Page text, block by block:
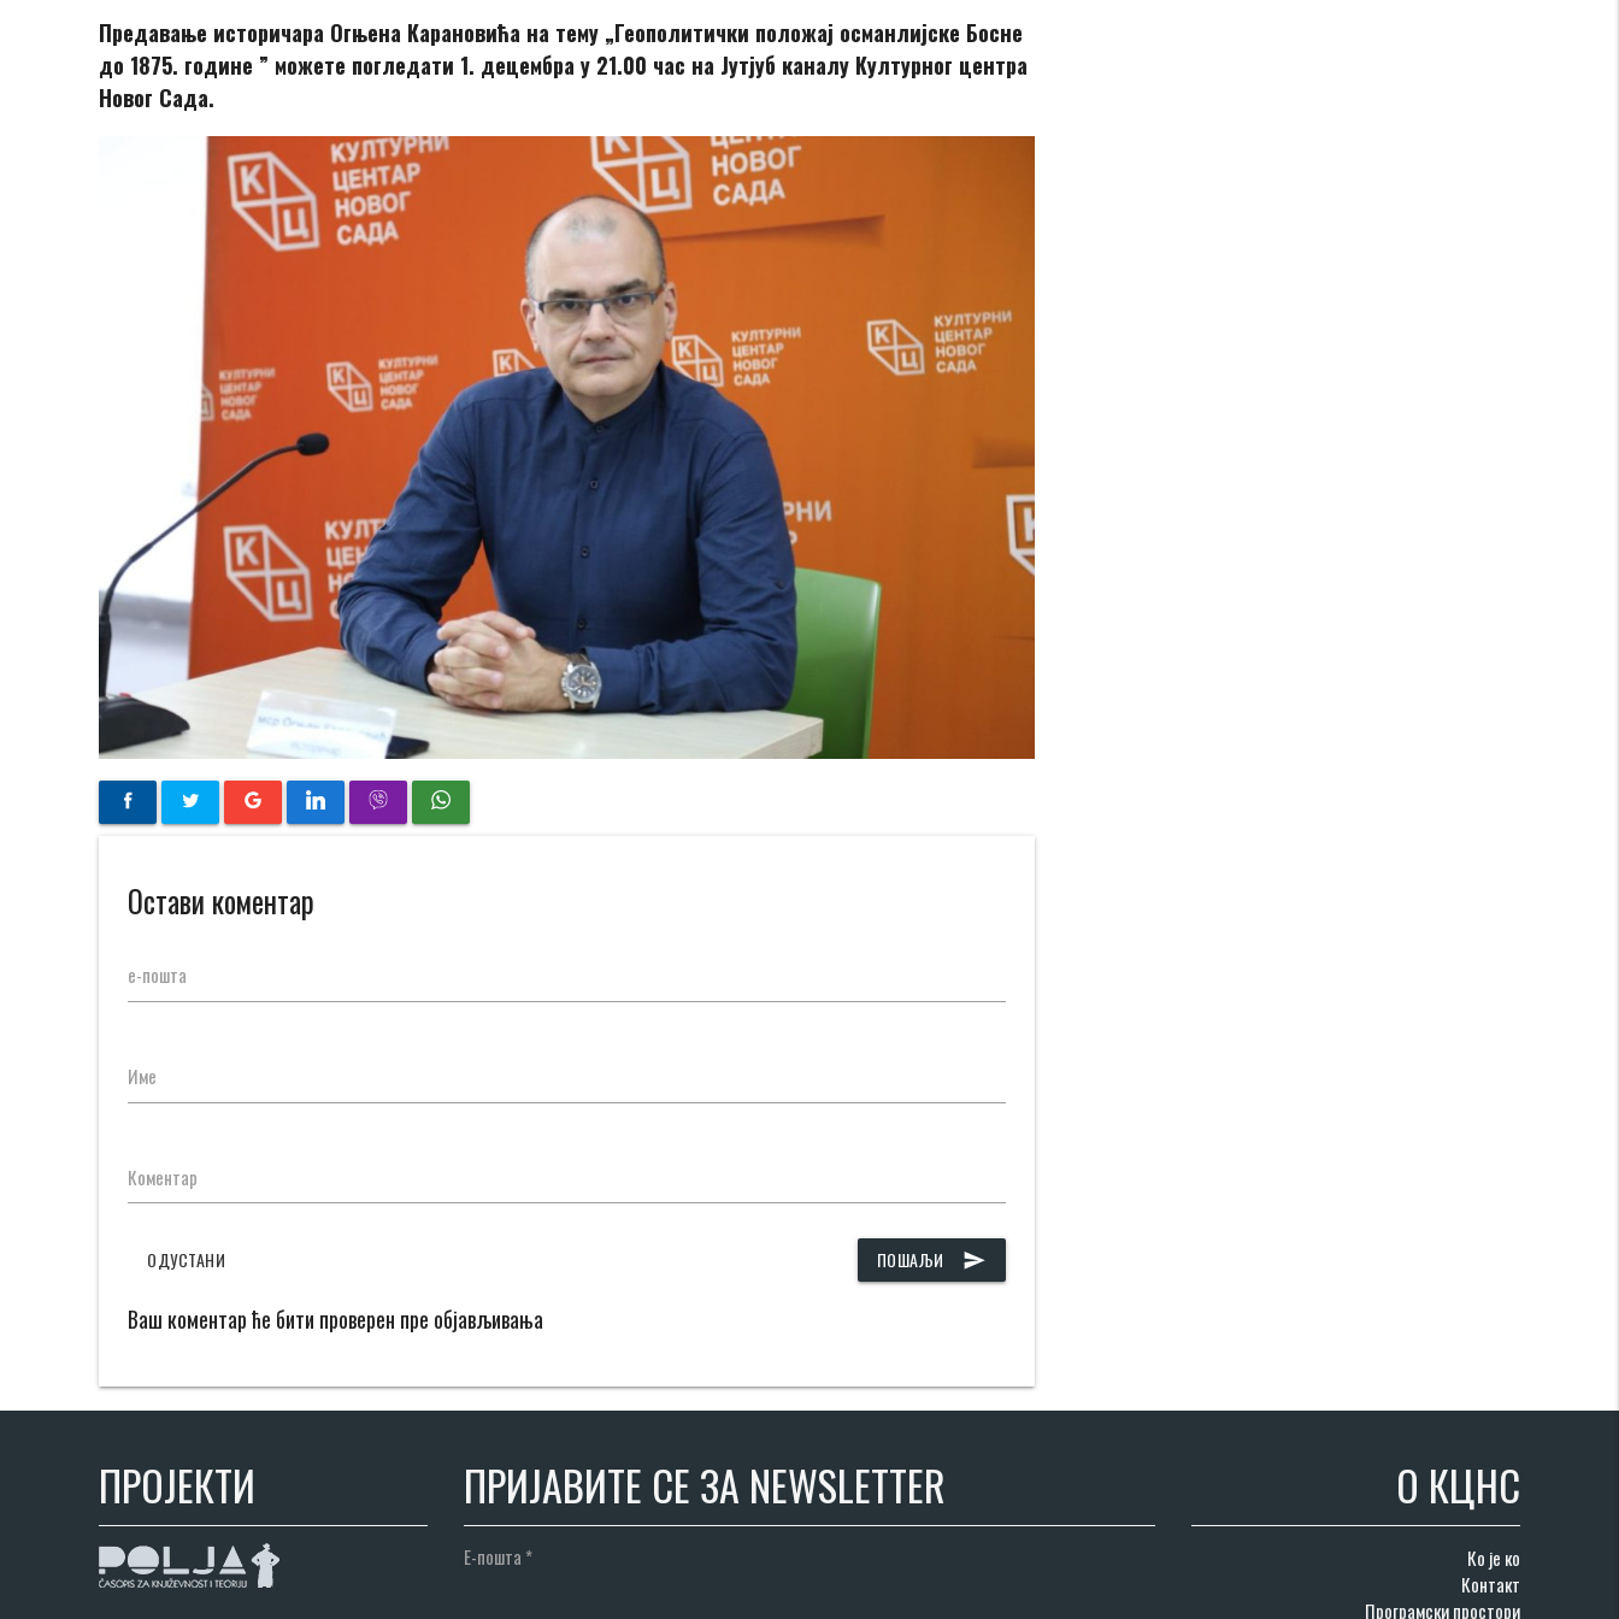
Предавање историчара Огњена Карановића на тему „Геополитички положај османлијске Босне
до 1875. године ” можете погледати 1. децембра у 21.00 час на Јутјуб каналу Културног центра
Новог Сада.
Остави коментар
е-пошта
Име
Коментар
ПОШАЉИ send
ОДУСТАНИ
Ваш коментар ће бити проверен пре објављивања
ПРОЈЕКТИ ПРИЈАВИТЕ СЕ ЗА NEWSLETTER
Е-пошта *
О КЦНС
Ко је ко
Контакт
Програмски простори